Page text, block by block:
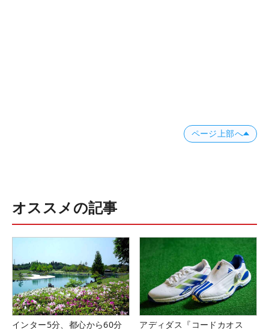
ページ上部へ
オススメの記事
インター5分、都心から60分
アディダス『コードカオス